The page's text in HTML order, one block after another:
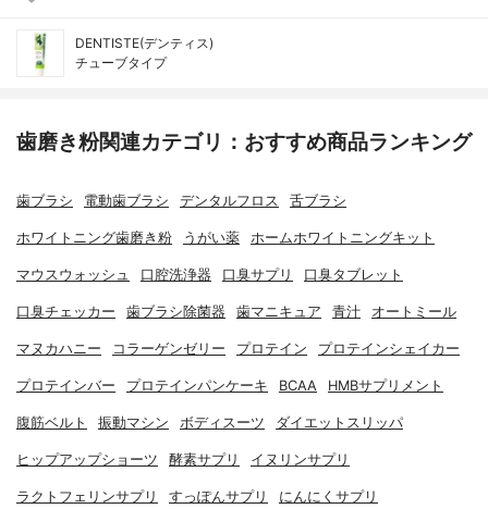
DENTISTE(デンティス)
チューブタイプ
歯磨き粉関連カテゴリ：おすすめ商品ランキング
歯ブラシ 電動歯ブラシ デンタルフロス 舌ブラシ
ホワイトニング歯磨き粉 うがい薬 ホームホワイトニングキット
マウスウォッシュ 口腔洗浄器 口臭サプリ 口臭タブレット
口臭チェッカー 歯ブラシ除菌器 歯マニキュア 青汁 オートミール
マヌカハニー コラーゲンゼリー プロテイン プロテインシェイカー
プロテインバー プロテインパンケーキ BCAA HMBサプリメント
腹筋ベルト 振動マシン ボディスーツ ダイエットスリッパ
ヒップアップショーツ 酵素サプリ イヌリンサプリ
ラクトフェリンサプリ すっぽんサプリ にんにくサプリ